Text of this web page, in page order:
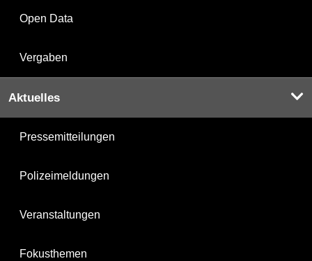
Open Data
Vergaben
Aktuelles
Pressemitteilungen
Polizeimeldungen
Veranstaltungen
Fokusthemen